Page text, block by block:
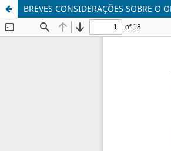
BREVES CONSIDERAÇÕES SOBRE O